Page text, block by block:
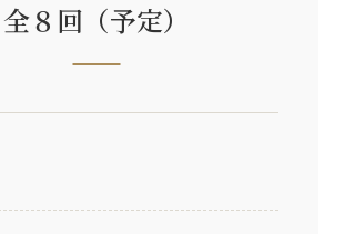
全８回（予定）